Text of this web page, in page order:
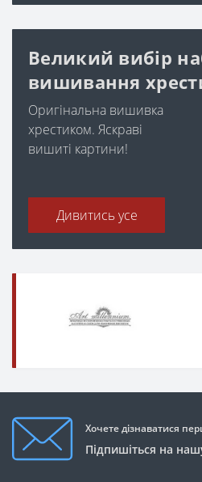
Великий вибір
вишивання
Оригінальна вишивка
хрестиком. Яскраві
вишиті картини!
Дивитись усе
Хочете дізнаватися
Підпишіться на